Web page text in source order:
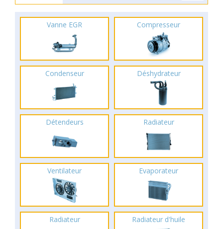
Vanne EGR Compresseur
Condenseur Déshydrateur
Détendeurs Radiateur
Ventilateur Evaporateur
Radiateur Radiateur d'huile